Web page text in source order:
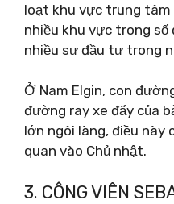
loạt khu vực trung tâm
nhiều khu vực trong số
nhiều sự đầu tư trong
Ở Nam Elgin, con
đường ray xe đẩy của
lớn ngôi làng, điều này
quan vào Chủ nhật.
3. CÔNG VIÊN